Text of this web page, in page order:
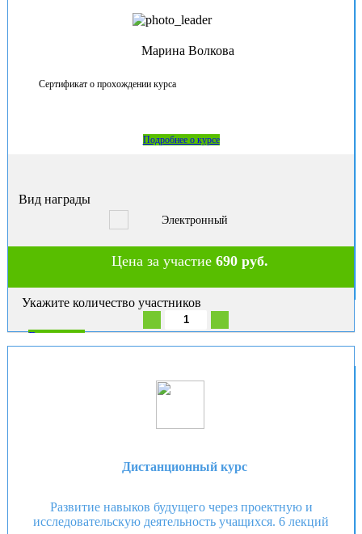
Марина Волкова
Сертификат о прохождении курса
Подробнее о курсе
Вид награды
Электронный
Цена за участие690 руб.
Укажите количество участников
В корзину
Дистанционный курс
Развитие навыков будущего через проектную и
исследовательскую деятельность учащихся. 6 лекций